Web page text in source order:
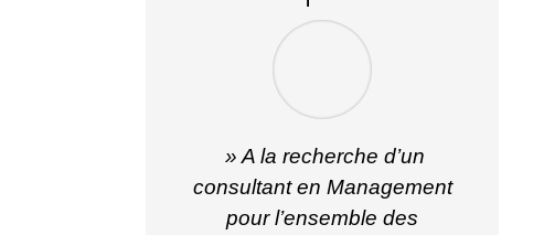
» A la recherche d’un
consultant en Management
pour l’ensemble des